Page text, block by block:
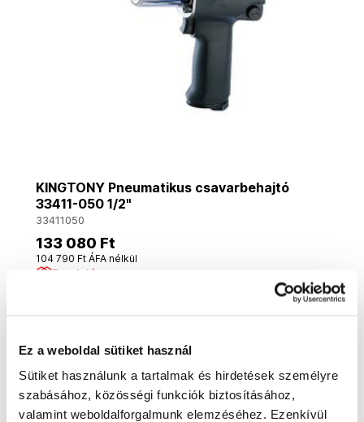
Ez a weboldal sütiket használ
Sütiket használunk a tartalmak és hirdetések személyre
szabásához, közösségi funkciók biztosításához,
valamint weboldalforgalmunk elemzéséhez. Ezenkívül
KINGTONY Pneumatikus csavarbehajtó
33411-050 1/2"
33411050
133 080 Ft
104 790 Ft ÁFA nélkül
Rendelésre